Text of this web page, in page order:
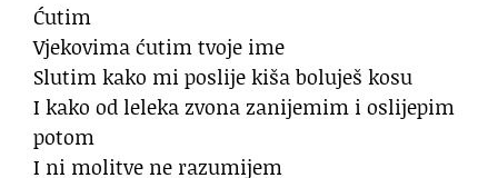
Ćutim
Vjekovima ćutim tvoje ime
Slutim kako mi poslije kiša boluješ kosu
I kako od leleka zvona zanijemim i oslijepim
potom
I ni molitve ne razumijem